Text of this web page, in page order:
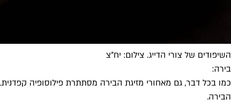
השיפודים של צורי הדייג. צילום: יח"צ
בירה:
כמו בכל דבר, גם מאחורי מזיגת הבירה מסתתרת פילוסופיה
הבירה.